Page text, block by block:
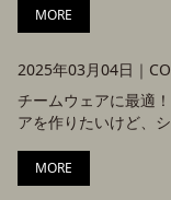
MORE
2025年03月04日｜
チームウェアに最適
アを作りたいけど、
MORE